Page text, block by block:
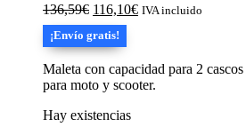
136,59€ El
precio
original
era:
136,59€.
116,10€El
116,10€.
IVA incluido
¡Envío gratis!
Maleta con capacidad para 2
para moto y scooter.
Hay existencias